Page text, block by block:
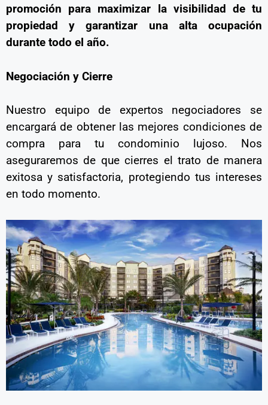
promoción para maximizar la visibilidad de tu
propiedad y garantizar una alta ocupación
durante todo el año.
Negociación y Cierre
Nuestro equipo de expertos negociadores se
encargará de obtener las mejores condiciones de
compra para tu condominio lujoso. Nos
aseguraremos de que cierres el trato de manera
exitosa y satisfactoria, protegiendo tus intereses
en todo momento.